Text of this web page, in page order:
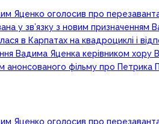
Яценко оголосив про
у зв’язку з новим призначенням
в Карпатах на квадроциклі і
Вадима Яценка керівником
анонсованого фільму про Петрика
Яценко оголосив про